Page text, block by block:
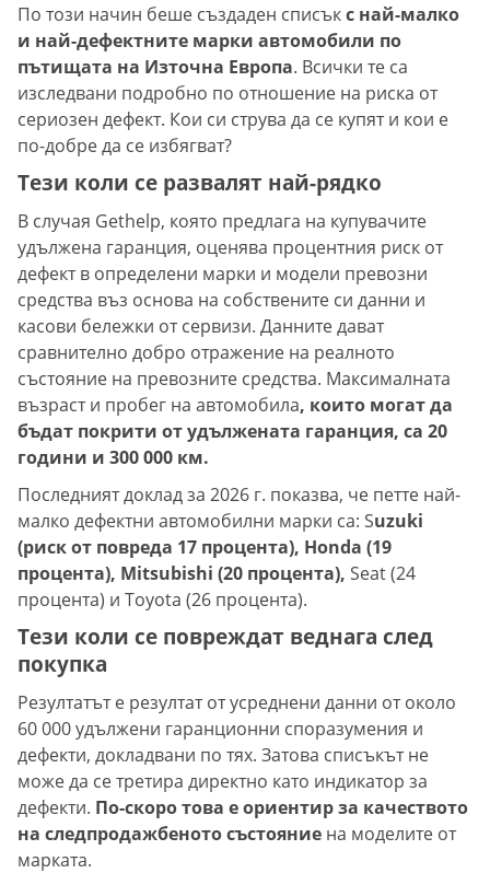
По този начин беше създаден списъкс най-малко
и най-дефектните марки автомобили по
пътищата на Източна Европа. Всички те са
изследвани подробно по отношение на риска от
сериозен дефект. Кои си струва да се купят и кои е
по-добре да се избягват?
Тези коли се развалят най-рядко
В случая Gethelp, която предлага на купувачите
удължена гаранция, оценява процентния риск от
дефект в определени марки и модели превозни
средства въз основа на собствените си данни и
касови бележки от сервизи. Данните дават
сравнително добро отражение на реалното
състояние на превозните средства. Максималната
възраст и пробег на автомобила, които могат да
бъдат покрити от удължената гаранция, са 20
години и 300 000 км.
Последният доклад за 2026 г. показва, че петте най-
малко дефектни автомобилни марки са: Suzuki
(риск от повреда 17 процента), Honda (19
процента), Mitsubishi (20 процента), Seat (24
процента) и Toyota (26 процента).
Тези коли се повреждат веднага след
покупка
Резултатът е резултат от усреднени данни от около
60 000 удължени гаранционни споразумения и
дефекти, докладвани по тях. Затова списъкът не
може да се третира директно като индикатор за
дефекти. По-скоро това е ориентир за качеството
на следпродажбеното състояние на моделите от
марката.